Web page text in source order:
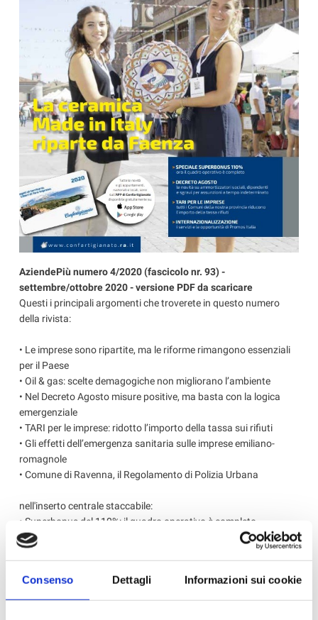
Consenso Dettagli Informazioni sui cookie
AziendePiù numero 4/2020 (fascicolo nr. 93) -
settembre/ottobre 2020 - versione PDF da scaricare
Questi i principali argomenti che troverete in questo numero
della rivista:
• Le imprese sono ripartite, ma le riforme rimangono essenziali
per il Paese
• Oil & gas: scelte demagogiche non migliorano l’ambiente
• Nel Decreto Agosto misure positive, ma basta con la logica
emergenziale
• TARI per le imprese: ridotto l’importo della tassa sui rifiuti
• Gli effetti dell’emergenza sanitaria sulle imprese emiliano-
romagnole
• Comune di Ravenna, il Regolamento di Polizia Urbana
nell'inserto centrale staccabile:
• Superbonus del 110%: il quadro operativo è completo
• Decreto Agosto: le novità su ammortizzatori sociali e
• Emergenza Covid: non abbassiamo la guardia e nemmeno la
mascherina